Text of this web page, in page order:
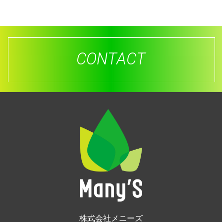
CONTACT
株式会社メニーズ